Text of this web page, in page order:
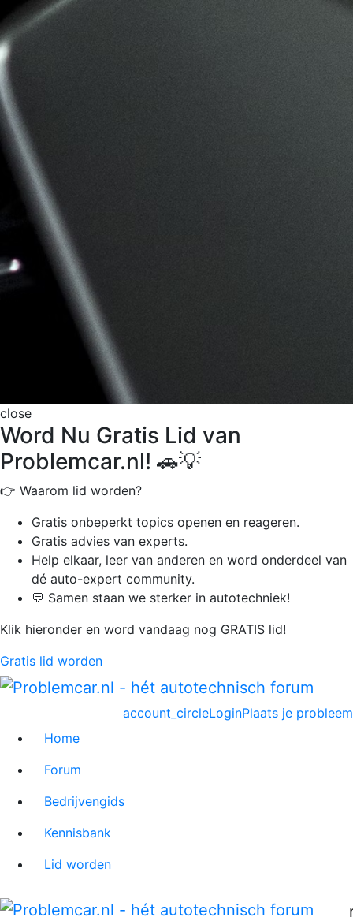
close
Word Nu Gratis Lid van
Problemcar.nl! 🚗💡
👉 Waarom lid worden?
Gratis onbeperkt topics openen en reageren.
Gratis advies van experts.
Help elkaar, leer van anderen en word onderdeel van
dé auto-expert community.
💬 Samen staan we sterker in autotechniek!
Klik hieronder en word vandaag nog GRATIS lid!
Gratis lid worden
Plaats je probleem
account_circleLogin
Home
Forum
Bedrijvengids
Kennisbank
Lid worden